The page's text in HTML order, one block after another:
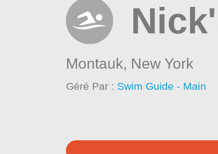
Montauk, New York
Géré Par : Swim Guide - Main